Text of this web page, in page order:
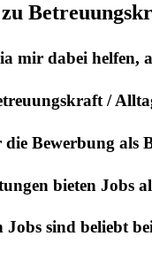
mir dabei helfen,
/
Bewerbung als
bieten Jobs
Jobs sind beliebt